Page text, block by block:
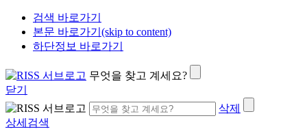
검색 바로가기
본문 바로가기(skip to content)
하단정보 바로가기
무엇을 찾고 계세요?
닫기
삭제
상세검색